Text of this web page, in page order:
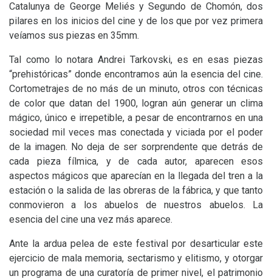
Catalunya de George Meliés y Segundo de Chomón, dos
pilares en los inicios del cine y de los que por vez primera
veíamos sus piezas en 35mm.
Tal como lo notara Andrei Tarkovski, es en esas piezas
“prehistóricas” donde encontramos aún la esencia del cine.
Cortometrajes de no más de un minuto, otros con técnicas
de color que datan del 1900, logran aún generar un clima
mágico, único e irrepetible, a pesar de encontrarnos en una
sociedad mil veces mas conectada y viciada por el poder
de la imagen. No deja de ser sorprendente que detrás de
cada pieza fílmica, y de cada autor, aparecen esos
aspectos mágicos que aparecían en la llegada del tren a la
estación o la salida de las obreras de la fábrica, y que tanto
conmovieron a los abuelos de nuestros abuelos. La
esencia del cine una vez más aparece.
Ante la ardua pelea de este festival por desarticular este
ejercicio de mala memoria, sectarismo y elitismo, y otorgar
un programa de una curatoría de primer nivel, el patrimonio